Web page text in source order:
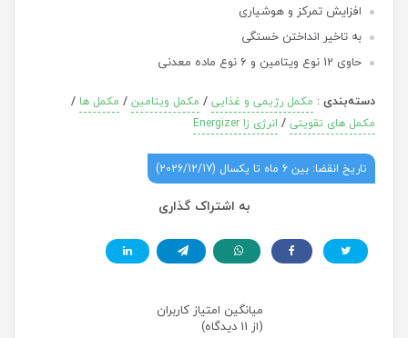
افزایش تمرکز و هوشیاری
به تاخیر انداختن خستگی
حاوی 12 نوع ویتامین و 6 نوع ماده معدنی
دسته‌بندی: مکمل رژیمی و غذایی/ مکمل ویتامین/ مکمل ها /
مکمل های تقویتی/ انرژی زا Energizer
تاریخ انقضا: بین 6 ماه تا یکسال (2026/12/17)
به اشتراک گذاری
میانگین امتیاز کاربران
(از 11 دیدگاه)